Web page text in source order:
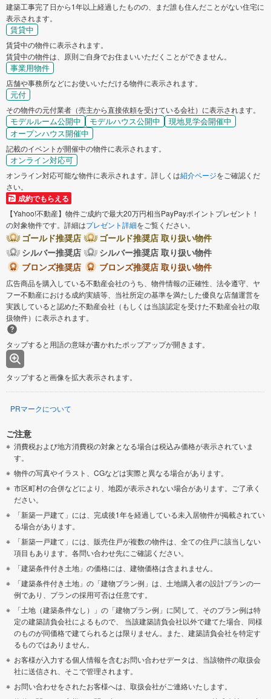
建築工事完了日から1年以上経過したものの、まだ誰も住んだことがない住宅に
表示されます。
賃貸中
賃貸中の物件に表示されます。
賃貸中の物件は、原則ご自身でお住まいいただくことができません。
事業用物件
店舗や事務所などにお使いいただける物件に表示されます。
元付
その物件の元付業者（売主から直接依頼を受けている会社）に表示されます。
モデルルーム公開中 モデルハウス公開中
現地見学会開催中
オープンハウス開催中
記載のイベントが開催中の物件に表示されます。
オンライン対応可
オンライン対応可能な物件に表示されます。詳しくは紹介ページをご確認くだ
さい。
成約でもらえる
【Yahoo!不動産】物件ご成約で最大20万円相当PayPayポイントプレゼント！
の対象物件です。詳細はプレゼント詳細をご覧ください。
ゴールド推奨店
ゴールド推奨店 取り扱い物件
シルバー推奨店
シルバー推奨店 取り扱い物件
ブロンズ推奨店
ブロンズ推奨店 取り扱い物件
広告商品を購入している不動産会社のうち、物件情報の正確性、法令遵守、ヤ
フー不動産における成約実績等、当社所定の基準を満たした優良な店舗運営を
実践していると認めた不動産会社（もしくは当該認定を受けた不動産会社の取
扱物件）に表示されます。
タップすると用語の意味が書かれたポップアップが開きます。
タップすると画像を拡大表示されます。
PRマークについて
ご注意
消費税および地方消費税の対象となる場合は税込み価格が表示されていま
す。
物件の写真やイラスト、CGなどは実際と異なる場合があります。
市区町村の合併などにより、地図が表示されない場合があります。ご了承く
ださい。
「新築一戸建て」には、完成後1年を経過している未入居物件が掲載されてい
る場合があります。
「新築一戸建て」には、販売住戸が複数の物件は、全ての住戸に該当しない
項目もあります。各問い合わせ先にご確認ください。
「建築条件付き土地」の価格には、建物価格は含まれません。
「建築条件付き土地」の「建物プラン例」は、土地購入者の設計プランの一
例であり、プランの採用可否は任意です。
「土地（建築条件なし）」の「建物プラン例」に関して、そのプラン例は特
定の建築請負会社によるもので、 当該建築請負会社以外で建てた場合、同様
のものが同価格で建てられるとは限りません。また、建築請負会社を特定す
るものではありません。
お客様が入力する個人情報を含むお問い合わせデータは、当該物件の取扱会
社に送信され、そこで管理されます。
お問い合わせをされたお客様へは、取扱会社がご連絡いたします。